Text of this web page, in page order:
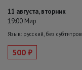
11 августа, вторник
19:00 Мир
Язык: русский, без субтитров
500 ₽